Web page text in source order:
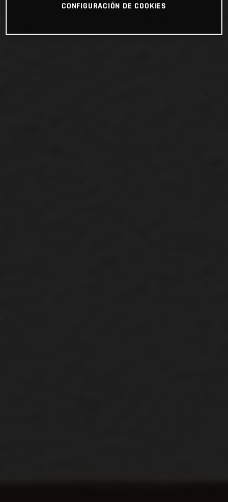
CONFIGURACIÓN DE COOKIES